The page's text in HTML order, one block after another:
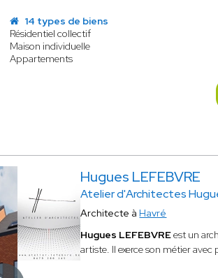
14 types de biens
Résidentiel collectif
Maison individuelle
Appartements
Hugues LEFEBVRE
Atelier d'Architectes
Architecte à Havré
Hugues LEFEBVREest un
artiste. Il exerce son métier